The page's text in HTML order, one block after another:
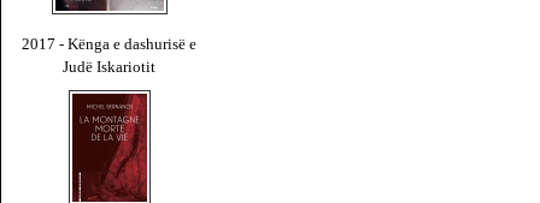
2017 - Kënga e dashurisë e
Judë Iskariotit